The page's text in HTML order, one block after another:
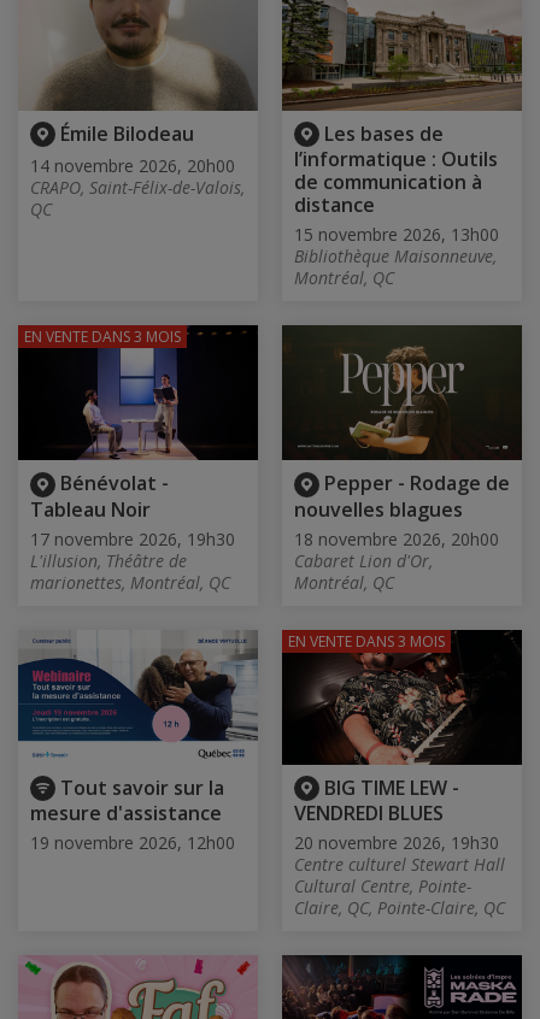
Émile Bilodeau
14 novembre 2026, 20h00
CRAPO, Saint-Félix-de-Valois,
QC
Les bases de
l’informatique : Outils
de communication à
distance
15 novembre 2026, 13h00
Bibliothèque Maisonneuve,
Montréal, QC
Bénévolat -
Tableau Noir
17 novembre 2026, 19h30
L'illusion, Théâtre de
marionettes, Montréal, QC
EN VENTE DANS 3 MOIS
Pepper - Rodage de
nouvelles blagues
18 novembre 2026, 20h00
Cabaret Lion d'Or,
Montréal, QC
Tout savoir sur la
mesure d'assistance
19 novembre 2026, 12h00
BIG TIME LEW -
VENDREDI BLUES
20 novembre 2026, 19h30
Centre culturel Stewart Hall
Cultural Centre, Pointe-
Claire, QC, Pointe-Claire, QC
EN VENTE DANS 3 MOIS